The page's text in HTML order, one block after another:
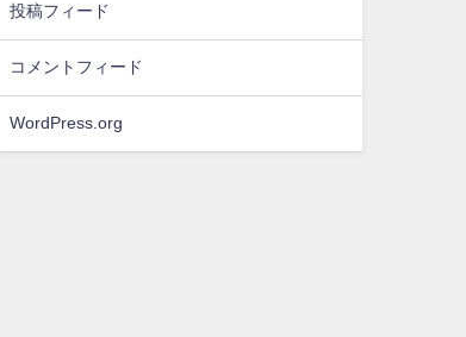
投稿フィード
コメントフィード
WordPress.org